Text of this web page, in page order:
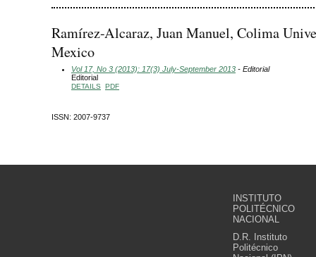
Ramírez-Alcaraz, Juan Manuel, Colima
Mexico
Vol 17, No 3 (2013): 17(3) July-September 2013 - Editorial
Editorial
DETAILS PDF
ISSN: 2007-9737
INSTITUTO
POLITÉCNICO
NACIONAL
D.R. Instituto
Politécnico